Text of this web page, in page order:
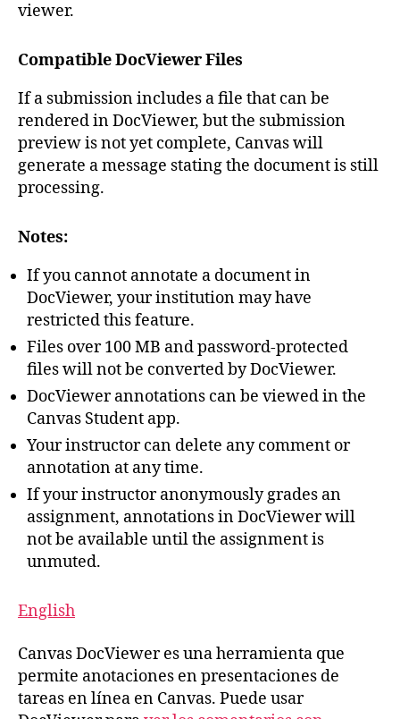
viewer.
Compatible DocViewer Files
If a submission includes a file that can be
rendered in DocViewer, but the submission
preview is not yet complete, Canvas will
generate a message stating the document is still
processing.
Notes:
If you cannot annotate a document in
DocViewer, your institution may have
restricted this feature.
Files over 100 MB and password-protected
files will not be converted by DocViewer.
DocViewer annotations can be viewed in the
Canvas Student app.
Your instructor can delete any comment or
annotation at any time.
If your instructor anonymously grades an
assignment, annotations in DocViewer will
not be available until the assignment is
unmuted.
English
Canvas DocViewer es una herramienta que
permite anotaciones en presentaciones de
tareas en línea en Canvas. Puede usar